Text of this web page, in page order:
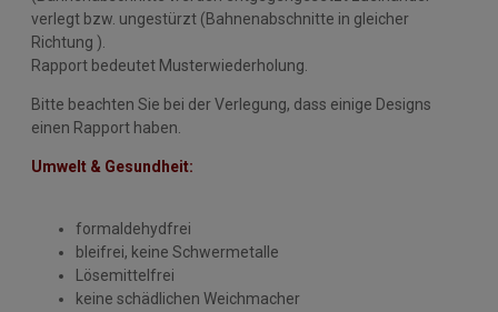
verlegt bzw. ungestürzt (Bahnenabschnitte in gleicher
Richtung ).
Rapport bedeutet Musterwiederholung.
Bitte beachten Sie bei der Verlegung, dass einige Designs
einen Rapport haben.
Umwelt & Gesundheit:
formaldehydfrei
bleifrei, keine Schwermetalle
Lösemittelfrei
keine schädlichen Weichmacher